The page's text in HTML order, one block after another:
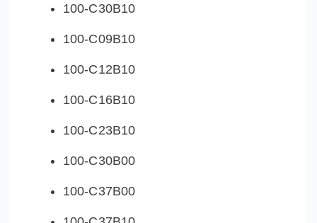
100-C30B10
100-C09B10
100-C12B10
100-C16B10
100-C23B10
100-C30B00
100-C37B00